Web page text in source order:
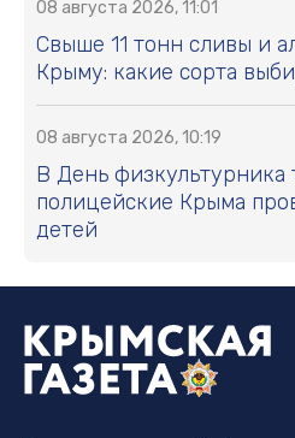
08 августа 2026, 11:01
Свыше 11 тонн сливы и
Крыму: какие сорта
08 августа 2026, 10:19
В День физкультурника
полицейские Крыма
детей